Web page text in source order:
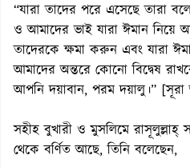
“যারা তাদের পরে এসেছে তারা
ও আমাদের ভাই যারা ঈমান নিয়ে
তাদেরকে ক্ষমা করুন এবং যারা
আমাদের অন্তরে কোনো বিদ্বেষ
আপনি দয়াবান, পরম দয়ালু।”
সহীহ বুখারী ও মুসলিমে রাসূলুল্লাহ্
থেকে বর্ণিত আছে, তিনি বলেছেন,